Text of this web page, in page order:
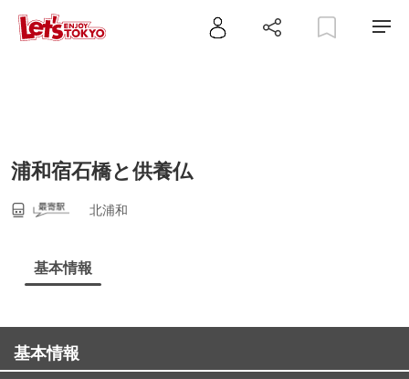
浦和宿石橋と供養仏
北浦和
基本情報
基本情報